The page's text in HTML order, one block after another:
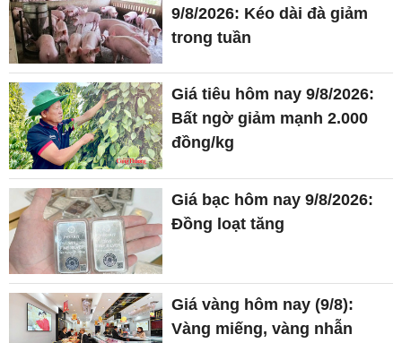
9/8/2026: Kéo dài đà giảm
trong tuần
Giá tiêu hôm nay 9/8/2026:
Bất ngờ giảm mạnh 2.000
đồng/kg
Giá bạc hôm nay 9/8/2026:
Đồng loạt tăng
Giá vàng hôm nay (9/8):
Vàng miếng, vàng nhẫn